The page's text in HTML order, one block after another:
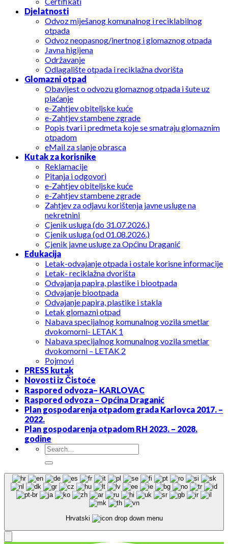
Djelatnosti
Odvoz miješanog komunalnog i reciklabilnog
otpada
Odvoz neopasnog/inertnog i glomaznog otpada
Javna higijena
Održavanje
Odlagalište otpada i reciklažna dvorišta
Glomazni otpad
Obavijest o odvozu glomaznog otpada i šute uz
plaćanje
e-Zahtjev obiteljske kuće
e-Zahtjev stambene zgrade
Popis tvari i predmeta koje se smatraju glomaznim
otpadom
eMail za slanje obrasca
Kutak za korisnike
Reklamacije
Pitanja i odgovori
e-Zahtjev obiteljske kuće
e-Zahtjev stambene zgrade
Zahtjev za odjavu korištenja javne usluge na
nekretnini
Cjenik usluga (do 31.07.2026.)
Cjenik usluga (od 01.08.2026.)
Cjenik javne usluge za Općinu Draganić
Edukacija
Letak-odvajanje otpada i ostale korisne informacije
Letak- reciklažna dvorišta
Odvajanja papira, plastike i biootpada
Odvajanje biootpada
Odvajanje papira, plastike i stakla
Letak glomazni otpad
Nabava specijalnog komunalnog vozila smetlar
dvokomorni- LETAK 1
Nabava specijalnog komunalnog vozila smetlar
dvokomorni – LETAK 2
Pojmovi
PRESS kutak
Novosti iz Čistoće
Raspored odvoza– KARLOVAC
Raspored odvoza – Općina Draganić
Plan gospodarenja otpadom grada Karlovca 2017. –
2022.
Plan gospodarenja otpadom RH 2023. – 2028.
godine
Hrvatski